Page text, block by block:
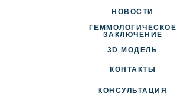
КОНТАКТЫ
НОВОСТИ
ДОСТАВКА И ОПЛАТА
ПАРТНЕРАМ
3D МОДЕЛЬ
КОНСУЛЬТАЦИЯ
ГЕММОЛОГИЧЕСКОЕ
ЗАКЛЮЧЕНИЕ